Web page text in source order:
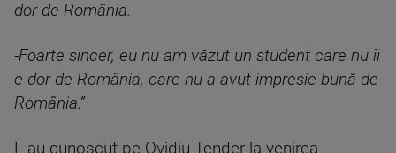
dor de România.
-Foarte sincer, eu nu am văzut un student care nu îi
e dor de România, care nu a avut impresie bună de
România.”
L-au cunoscut pe Ovidiu Tender la venirea